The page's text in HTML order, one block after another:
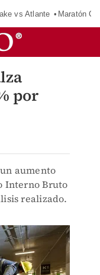
vs Atlante Maratón
por
aumento
Interno Bruto
realizado.